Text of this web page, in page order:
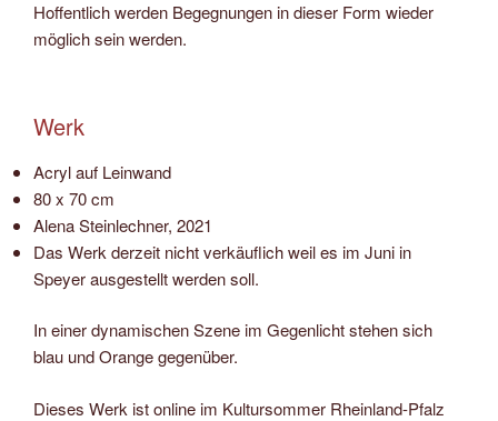
Hoffentlich werden Begegnungen in dieser Form wieder
möglich sein werden.
Werk
Acryl auf Leinwand
80 x 70 cm
Alena Steinlechner, 2021
Das Werk derzeit nicht verkäuflich weil es im Juni in
Speyer ausgestellt werden soll.
In einer dynamischen Szene im Gegenlicht stehen sich
blau und Orange gegenüber.
Dieses Werk ist online im Kultursommer Rheinland-Pfalz